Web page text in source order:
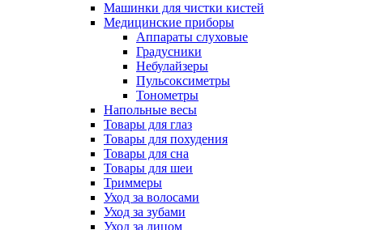
Машинки для чистки кистей
Медицинские приборы
Аппараты слуховые
Градусники
Небулайзеры
Пульсоксиметры
Тонометры
Напольные весы
Товары для глаз
Товары для похудения
Товары для сна
Товары для шеи
Триммеры
Уход за волосами
Уход за зубами
Уход за лицом